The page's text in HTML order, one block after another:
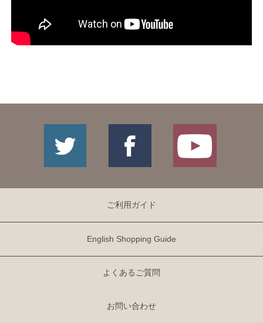
ご利用ガイド
English Shopping Guide
よくあるご質問
お問い合わせ